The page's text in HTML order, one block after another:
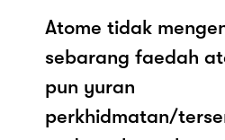
Atome tidak
sebarang faedah
pun yuran
perkhidmatan/